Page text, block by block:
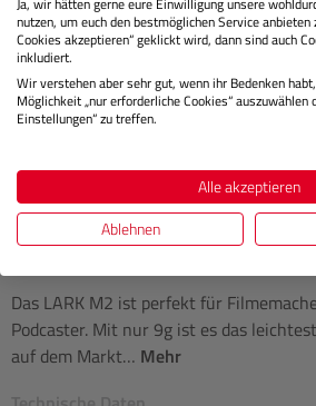
Preis
IN DEN
Beschreibung
Das LARK M2 ist perfekt für
Podcaster. Mit nur 9g ist es das
auf dem Markt… Mehr
nutzen, um euch den bestmöglichen Service anbieten
Cookies akzeptieren“ geklickt wird, dann sind auch
inkludiert.
Wir verstehen aber sehr gut, wenn ihr Bedenken
Möglichkeit „nur erforderliche Cookies“ auszuwählen
Einstellungen“ zu treffen.
Alle akzeptieren
Ablehnen